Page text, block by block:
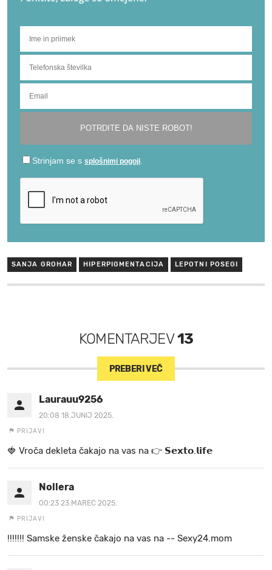
SANJA GROHAR HIPERPIGMENTACIJA LEPOTNI POSEGI
KOMENTARJEV13
PREBERI VEČ
Laurauu9256
20:08 18.JUNIJ 2025.
PRIJAVI
🍓 V r o č a d e k l e t a ča k a jo na va s n a 👉 𝗦𝗲𝘅𝘁𝗼.𝗹𝗶𝗳𝗲
Nollera
00:23 23.MAREC 2025.
PRIJAVI
!!!!!!! Samske ženske čakajo na vas na -- Sexy24.mom